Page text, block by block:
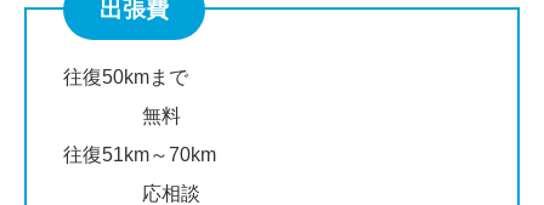
出張費
往復50kmまで
無料
往復51km～70km
応相談